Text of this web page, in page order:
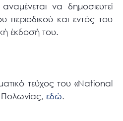
να δημοσιευτεί
περιοδικού και εντός του
έκδοσή του.
τεύχος του «National
Πολωνίας,εδώ.